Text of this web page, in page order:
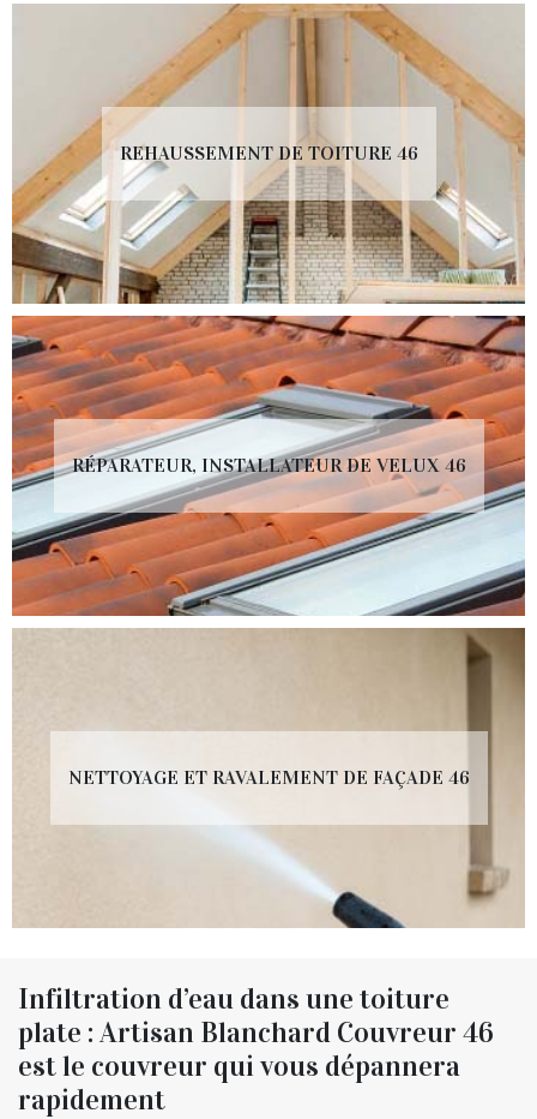
REHAUSSEMENT DE TOITURE 46
RÉPARATEUR, INSTALLATEUR DE VELUX 46
NETTOYAGE ET RAVALEMENT DE FAÇADE 46
Infiltration d’eau dans une toiture
plate : Artisan Blanchard Couvreur 46
est le couvreur qui vous dépannera
rapidement